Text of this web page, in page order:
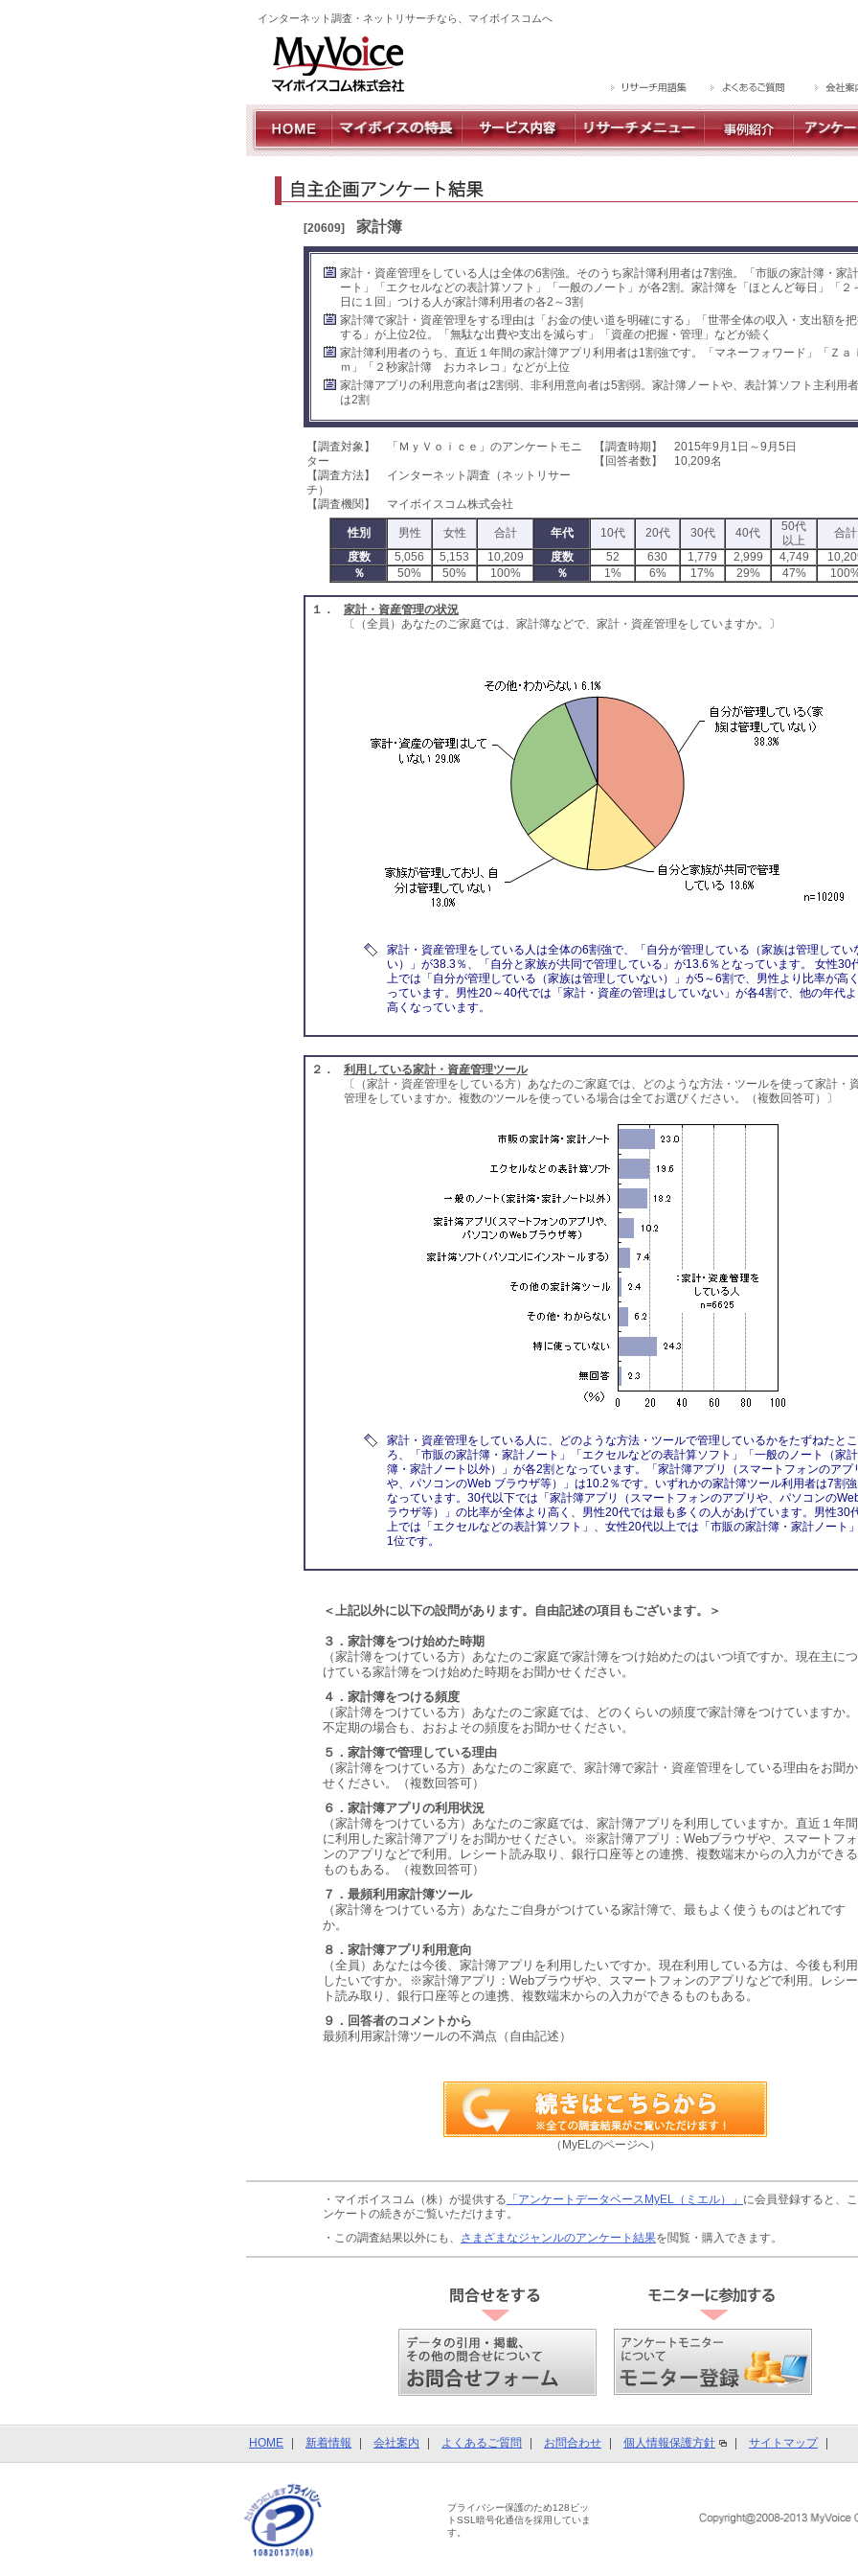
インターネット調査・ネットリサーチなら、マイボイスコムへ
[20609] 家計簿
家計・資産管理をしている人は全体の6割強。そのうち家計簿利用者は7割強。「市販の家計簿・家
ート」「エクセルなどの表計算ソフト」「一般のノート」が各2割。家計簿を「ほとんど毎日」「２
日に１回」つける人が家計簿利用者の各2～3割
家計簿で家計・資産管理をする理由は「お金の使い道を明確にする」「世帯全体の収入・支出額を
する」が上位2位。「無駄な出費や支出を減らす」「資産の把握・管理」などが続く
家計簿利用者のうち、直近１年間の家計簿アプリ利用者は1割強です。「マネーフォワード」「Ｚａ
ｍ」「２秒家計簿 おカネレコ」などが上位
家計簿アプリの利用意向者は2割弱、非利用意向者は5割弱。家計簿ノートや、表計算ソフト主利用
は2割
【調査対象】 「ＭｙＶｏｉｃｅ」のアンケートモニ
ター
【調査方法】 インターネット調査（ネットリサー
チ）
【調査機関】 マイボイスコム株式会社
【調査時期】 2015年9月1日～9月5日
【回答者数】 10,209名
性別 男性 女性 合計 年代 10代 20代 30代 40代
50代
以上
合計
度数
5,056 5,153 10,209 度数 52 630 1,779 2,999 4,749
％
50% 50% 100% ％ 1% 6% 17% 29% 47%
１．
家計・資産管理の状況
〔（全員）あなたのご家庭では、家計簿などで、家計・資産管理をしていますか。〕
家計・資産管理をしている人は全体の6割強で、「自分が管理している（家族は管理してい
い）」が38.3％、「自分と家族が共同で管理している」が13.6％となっています。 女性30
上では「自分が管理している（家族は管理していない）」が5～6割で、男性より比率が高
っています。男性20～40代では「家計・資産の管理はしていない」が各4割で、他の年代
高くなっています。
２．
利用している家計・資産管理ツール
〔（家計・資産管理をしている方）あなたのご家庭では、どのような方法・ツールを使って家計・
管理をしていますか。複数のツールを使っている場合は全てお選びください。（複数回答可）〕
家計・資産管理をしている人に、どのような方法・ツールで管理しているかをたずねたとこ
ろ、「市販の家計簿・家計ノート」「エクセルなどの表計算ソフト」「一般のノート（家計
簿・家計ノート以外）」が各2割となっています。「家計簿アプリ（スマートフォンのアプ
や、パソコンのWeb ブラウザ等）」は10.2％です。いずれかの家計簿ツール利用者は7割
なっています。30代以下では「家計簿アプリ（スマートフォンのアプリや、パソコンの
ラウザ等）」の比率が全体より高く、男性20代では最も多くの人があげています。男性30
上では「エクセルなどの表計算ソフト」、女性20代以上では「市販の家計簿・家計ノート
1位です。
＜上記以外に以下の設問があります。自由記述の項目もございます。＞
３．家計簿をつけ始めた時期
（家計簿をつけている方）あなたのご家庭で家計簿をつけ始めたのはいつ頃ですか。現在主につ
けている家計簿をつけ始めた時期をお聞かせください。
４．家計簿をつける頻度
（家計簿をつけている方）あなたのご家庭では、どのくらいの頻度で家計簿をつけていますか。
不定期の場合も、おおよその頻度をお聞かせください。
５．家計簿で管理している理由
（家計簿をつけている方）あなたのご家庭で、家計簿で家計・資産管理をしている理由をお聞か
せください。（複数回答可）
６．家計簿アプリの利用状況
（家計簿をつけている方）あなたのご家庭では、家計簿アプリを利用していますか。直近１年間
に利用した家計簿アプリをお聞かせください。※家計簿アプリ：Webブラウザや、スマートフォ
ンのアプリなどで利用。レシート読み取り、銀行口座等との連携、複数端末からの入力ができる
ものもある。（複数回答可）
７．最頻利用家計簿ツール
（家計簿をつけている方）あなたご自身がつけている家計簿で、最もよく使うものはどれです
か。
８．家計簿アプリ利用意向
（全員）あなたは今後、家計簿アプリを利用したいですか。現在利用している方は、今後も利用
したいですか。※家計簿アプリ：Webブラウザや、スマートフォンのアプリなどで利用。レシー
ト読み取り、銀行口座等との連携、複数端末からの入力ができるものもある。
９．回答者のコメントから
最頻利用家計簿ツールの不満点（自由記述）
（MyELのページへ）
・マイボイスコム（株）が提供する 「アンケートデータベースMyEL（ミエル）」 に会員登録すると、
ンケートの続きがご覧いただけます。
・この調査結果以外にも、 さまざまなジャンルのアンケート結果を閲覧・購入できます。
HOME 新着情報 会社案内 よくあるご質問 お問合わせ 個人情報保護方針 サイトマップ
プライバシー保護のため128ビッ
トSSL暗号化通信を採用していま
す。